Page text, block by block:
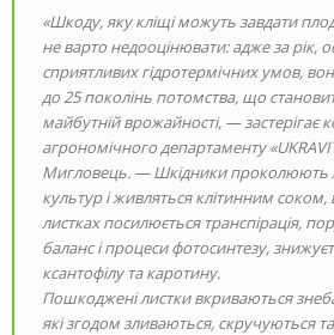
«Шкоду, яку кліщі можуть завдати
не варто недооцінювати: адже за рік,
сприятливих гідротермічних умов,
до 25 поколінь потомства, що
майбутній врожайності, — застерігає
агрономічного департаменту
Мигловець. —Шкідники проколюють
культур і живляться клітинним соком,
листках посилюється транспірація,
баланс і процеси фотосинтезу,
ксантофілу та каротину.
Пошкоджені листки вкриваються
які згодом зливаються, скручуються